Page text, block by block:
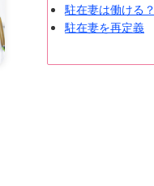
駐在妻は働ける？
駐在妻を再定義